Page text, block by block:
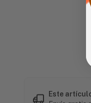
Este